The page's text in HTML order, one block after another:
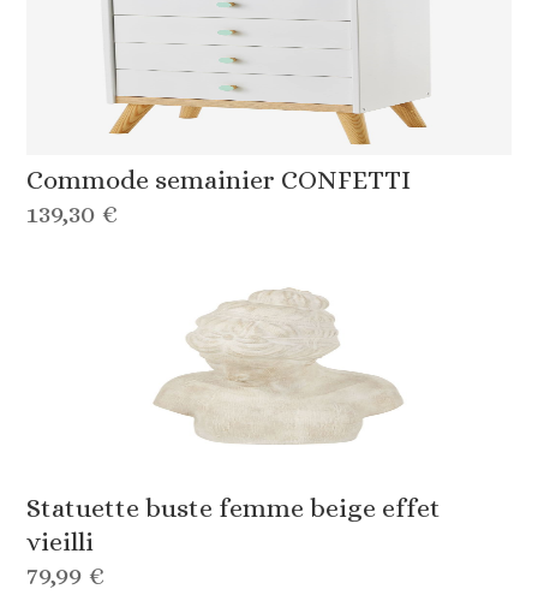
Commode semainier CONFETTI
139,30 €
Statuette buste femme beige effet
vieilli
79,99 €